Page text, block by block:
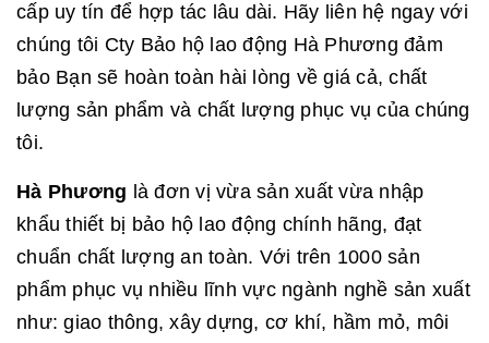
cấp uy tín để hợp tác lâu dài. Hãy liên hệ ngay với
chúng tôi Cty Bảo hộ lao động Hà Phương đảm
bảo Bạn sẽ hoàn toàn hài lòng về giá cả, chất
lượng sản phẩm và chất lượng phục vụ của chúng
tôi.
Hà Phương là đơn vị vừa sản xuất vừa nhập
khẩu thiết bị bảo hộ lao động chính hãng, đạt
chuẩn chất lượng an toàn. Với trên 1000 sản
phẩm phục vụ nhiều lĩnh vực ngành nghề sản xuất
như: giao thông, xây dựng, cơ khí, hầm mỏ, môi